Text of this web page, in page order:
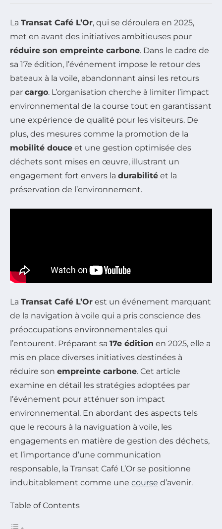
La Transat Café L’Or, qui se déroulera en 2025,
met en avant des initiatives ambitieuses pour
réduire son empreinte carbone. Dans le cadre de
sa 17e édition, l’événement impose le retour des
bateaux à la voile, abandonnant ainsi les retours
par cargo. L’organisation cherche à limiter l’impact
environnemental de la course tout en garantissant
une expérience de qualité pour les visiteurs. De
plus, des mesures comme la promotion de la
mobilité douce et une gestion optimisée des
déchets sont mises en œuvre, illustrant un
engagement fort envers la durabilité et la
préservation de l’environnement.
La Transat Café L’Or est un événement marquant
de la navigation à voile qui a pris conscience des
préoccupations environnementales qui
l’entourent. Préparant sa 17e édition en 2025, elle a
mis en place diverses initiatives destinées à
réduire son empreinte carbone. Cet article
examine en détail les stratégies adoptées par
l’événement pour atténuer son impact
environnemental. En abordant des aspects tels
que le recours à la naviguation à voile, les
engagements en matière de gestion des déchets,
et l’importance d’une communication
responsable, la Transat Café L’Or se positionne
indubitablement comme une course d’avenir.
Table of Contents